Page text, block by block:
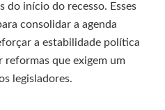
do início do recesso. Esses
consolidar a agenda
a estabilidade política
reformas que exigem um
legisladores.